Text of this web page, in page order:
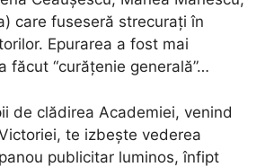
care fuseseră strecurați în
Epurarea a fost mai
făcut “curățenie generală”…
de clădirea Academiei, venind
te izbește vederea
publicitar luminos, înfipt